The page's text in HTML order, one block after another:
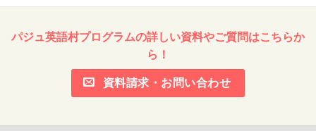
パジュ英語村プログラムの詳しい資料やご質問はこちらか
ら！
資料請求・お問い合わせ